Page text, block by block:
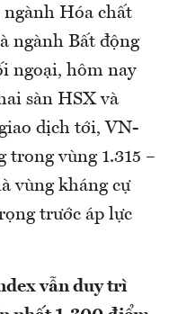
Hóa chất
ngành Bất động
ngoại, hôm nay
sàn HSX và
dịch tới, VN-
trong vùng 1.315 –
vùng kháng cự
trước áp lực
vẫn duy trì